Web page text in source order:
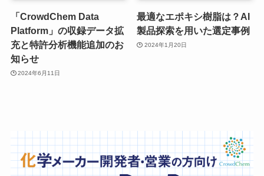
「CrowdChem Data
Platform」の収録データ拡
充と特許分析機能追加のお
知らせ
2024年6月11日
最適なエポキシ樹脂は？AI
製品探索を用いた選定事例
2024年1月20日